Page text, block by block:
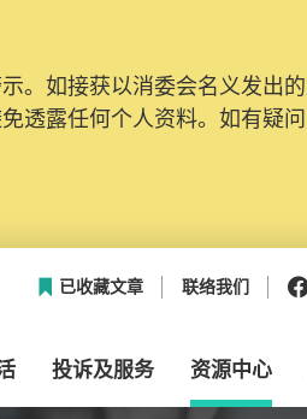
。如接获以消委会名义发出
透露任何个人资料。如有疑
已收藏文章 联络我们
投诉及服务 资源中心